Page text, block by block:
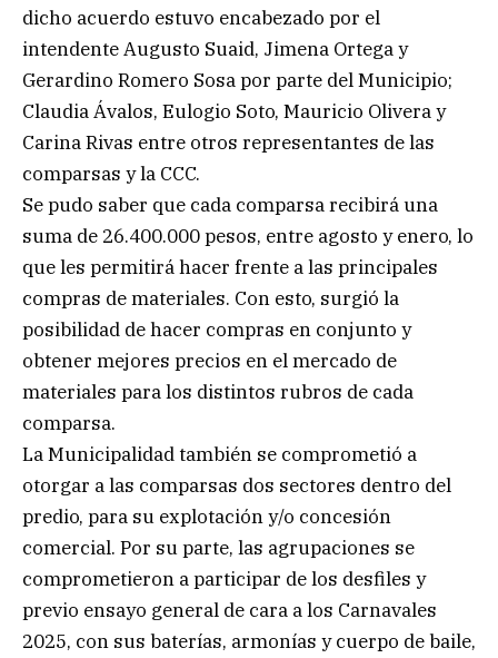
dicho acuerdo estuvo encabezado por el
intendente Augusto Suaid, Jimena Ortega y
Gerardino Romero Sosa por parte del Municipio;
Claudia Ávalos, Eulogio Soto, Mauricio Olivera y
Carina Rivas entre otros representantes de las
comparsas y la CCC.
Se pudo saber que cada comparsa recibirá una
suma de 26.400.000 pesos, entre agosto y enero, lo
que les permitirá hacer frente a las principales
compras de materiales. Con esto, surgió la
posibilidad de hacer compras en conjunto y
obtener mejores precios en el mercado de
materiales para los distintos rubros de cada
comparsa.
La Municipalidad también se comprometió a
otorgar a las comparsas dos sectores dentro del
predio, para su explotación y/o concesión
comercial. Por su parte, las agrupaciones se
comprometieron a participar de los desfiles y
previo ensayo general de cara a los Carnavales
2025, con sus baterías, armonías y cuerpo de baile,